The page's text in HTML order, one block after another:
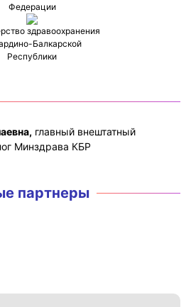
Федерации
здравоохранения
Балкарской
Республики
главный внештатный
Минздрава КБР
партнеры